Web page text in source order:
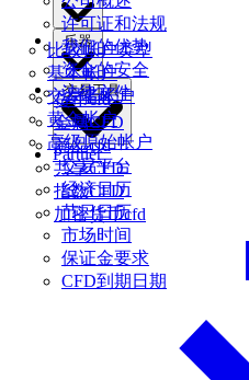
许可证和法规
我们的优势
资金的安全
法律文件
比较帐户类型
基本帐户
交易者帐户
黄金帐户
高级原始帐户
乐器
货币cfd
金属CFD
商品cfd
共享CFD
指数CFD
加密货币cfd
交易工具
交易平台
经济日历
节日日历
市场时间
保证金要求
CFD到期日期
Partner